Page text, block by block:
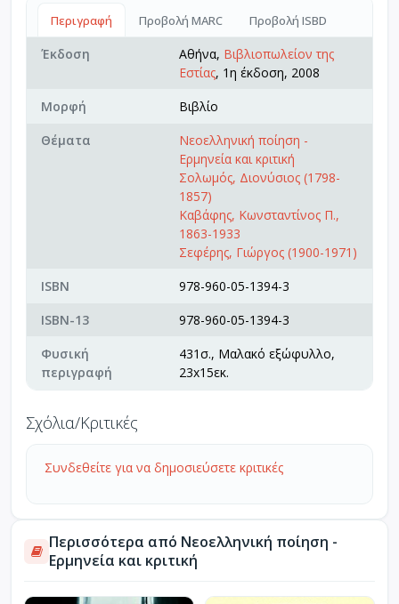
Περιγραφή Προβολή MARC Προβολή ISBD
Έκδοση Αθήνα, Βιβλιοπωλείον της
Εστίας, 1η έκδοση, 2008
Μορφή
Βιβλίο
Θέματα
Νεοελληνική ποίηση -
Ερμηνεία και κριτική
Σολωμός, Διονύσιος (1798-
1857)
Καβάφης, Κωνσταντίνος Π.,
1863-1933
Σεφέρης, Γιώργος (1900-1971)
ISBN
978-960-05-1394-3
ISBN-13
978-960-05-1394-3
Φυσική
περιγραφή
431σ., Μαλακό εξώφυλλο,
23x15εκ.
Σχόλια/Κριτικές
Συνδεθείτε για να δημοσιεύσετε κριτικές
Περισσότερα από Νεοελληνική ποίηση -
Ερμηνεία και κριτική